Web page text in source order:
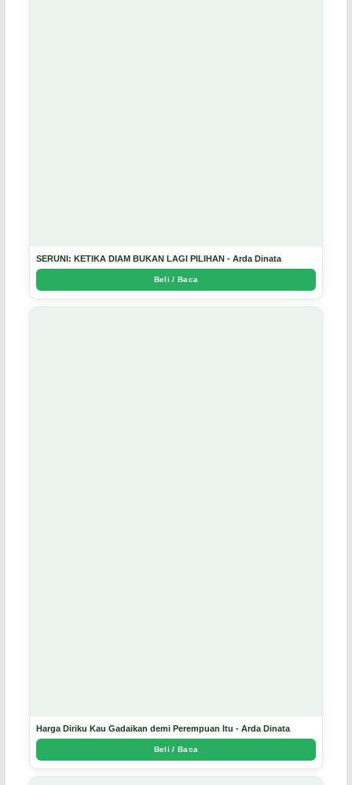
SERUNI: KETIKA DIAM BUKAN LAGI PILIHAN - Arda Dinata
Beli / Baca
Harga Diriku Kau Gadaikan demi Perempuan Itu - Arda Dinata
Beli / Baca